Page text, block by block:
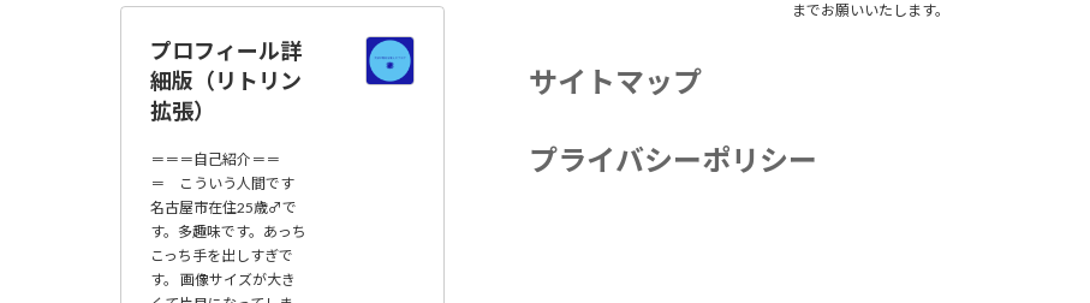
プロフィール詳
細版（リトリン
拡張）
＝＝＝自己紹介＝＝
＝ こういう人間です
名古屋市在住25歳♂で
す。多趣味です。あっち
こっち手を出しすぎで
す。 画像サイズが大き
までお願いいたします。
サイトマップ
プライバシーポリシー